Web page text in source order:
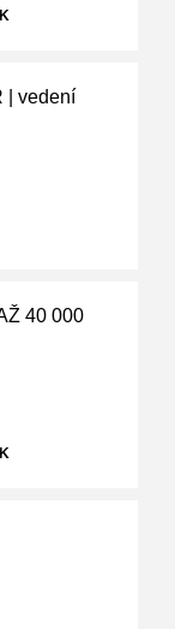
| vedení
40 000